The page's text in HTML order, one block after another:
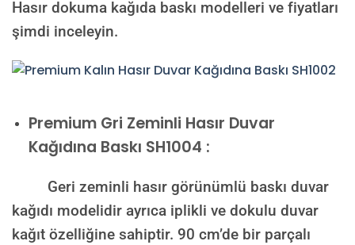
Hasır dokuma kağıda baskı modelleri ve fiyatları
şimdi inceleyin.
Premium Gri Zeminli Hasır Duvar
Kağıdına Baskı SH1004 :
Geri zeminli hasır görünümlü baskı duvar
kağıdı modelidir ayrıca iplikli ve dokulu duvar
kağıt özelliğine sahiptir. 90 cm’de bir parçalı